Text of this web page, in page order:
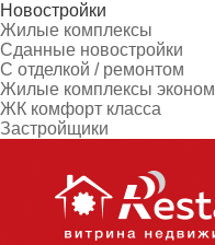
Новостройки
Жилые комплексы
Сданные новостройки
С отделкой / ремонтом
Жилые комплексы эконом
ЖК комфорт класса
Застройщики